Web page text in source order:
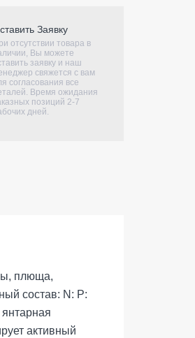
Заявку
отсутствии товара в
Вы можете
заявку и наш
свяжется с вам
согласования все
Время ожидания
позиций 2-7
дней.
плюща,
состав: N: P:
активный